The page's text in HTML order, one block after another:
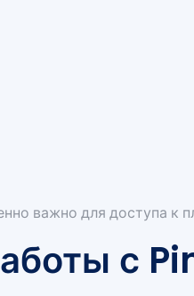
важно для доступа к
с